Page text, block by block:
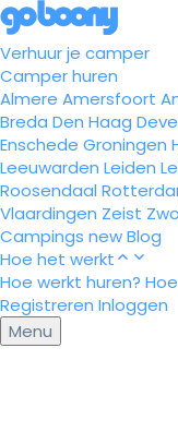
Verhuur je camper
Camper huren
Almere Amersfoort
Breda Den Haag
Enschede Groningen
Leeuwarden Leiden
Roosendaal
Vlaardingen Zeist
Campings newBlog
Hoe het werkt
Hoe werkt huren?
Registreren Inloggen
Menu